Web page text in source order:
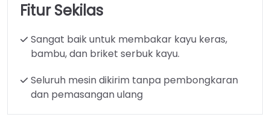
Fitur Sekilas
Sangat baik untuk membakar kayu keras,
bambu, dan briket serbuk kayu.
Seluruh mesin dikirim tanpa pembongkaran
dan pemasangan ulang